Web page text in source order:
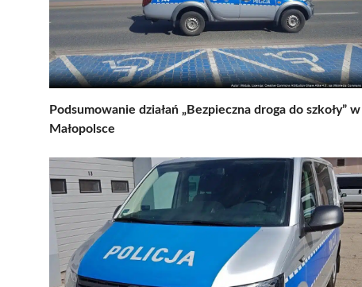
Podsumowanie działań „Bezpieczna droga do szkoły” w
Małopolsce